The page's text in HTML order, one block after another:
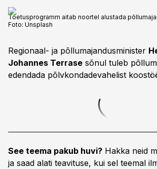
Toetusprogramm aitab noortel alustada
Foto: Unsplash
Regionaal- ja põllumajandusminister
Johannes Terrase sõnul tuleb
edendada põlvkondadevahelist
See teema pakub huvi? Hakka neid
ja saad alati teavituse, kui sel teemal